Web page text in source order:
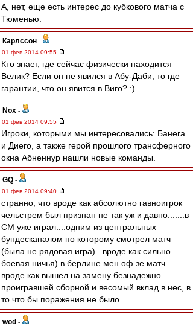
А, нет, еще есть интерес до кубкового матча с
Тюменью.
Карлссон -
01 фев 2014 09:55
Кто знает, где сейчас физически находится
Велик? Если он не явился в Абу-Даби, то где
гарантии, что он явится в Виго? :)
Nox -
01 фев 2014 09:55
Игроки, которыми мы интересовались: Банега
и Диего, а также герой прошлого трансферного
окна Абненнур нашли новые команды.
GQ -
01 фев 2014 09:40
странно, что вроде как абсолютно гавноигрок
чельстрем был признан не так уж и давно.......в
СМ уже играл....одним из центральных
бундесканалом по которому смотрел матч
(была не рядовая игра)...вроде как сильно
боевая ничья) в берлине мен оф зе матч.
вроде как вышел на замену безнадежно
проигравшей сборной и весомый вклад в нес, в
то что бы поражения не было.
wod -